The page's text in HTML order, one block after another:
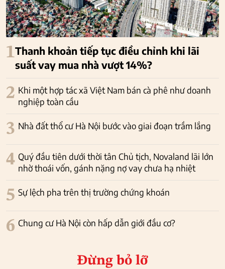
1Thanh khoản tiếp tục điều chỉnh khi lãi
suất vay mua nhà vượt 14%?
2 Khi một hợp tác xã Việt Nam bán cà phê như doanh
nghiệp toàn cầu
3 Nhà đất thổ cư Hà Nội bước vào giai đoạn trầm lắng
4 Quý đầu tiên dưới thời tân Chủ tịch, Novaland lãi lớn
nhờ thoái vốn, gánh nặng nợ vay chưa hạ nhiệt
5 Sự lệch pha trên thị trường chứng khoán
6 Chung cư Hà Nội còn hấp dẫn giới đầu cơ?
Đừng bỏ lỡ